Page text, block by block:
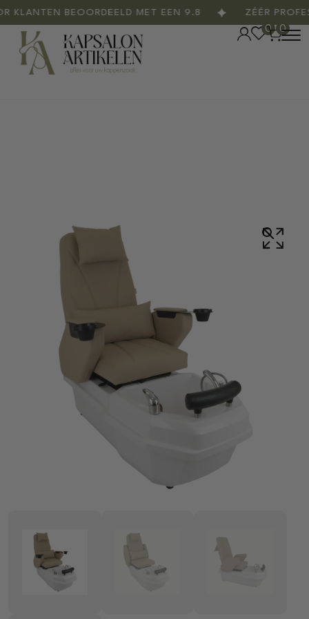
BEOORDEELD MET EEN 9.8 ZÉÉR
0 0